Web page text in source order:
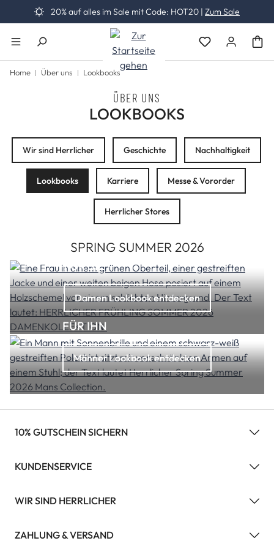
Zum Hauptinhalt springen
20% auf alles im Sale mit Code: HOT20 | Zum Sale
Du hast 0
Home Über uns Lookbooks
ÜBER UNS
LOOKBOOKS
Wir sind Herrlicher Geschichte Nachhaltigkeit
Lookbooks Karriere Messe & Vororder
Herrlicher Stores
SPRING SUMMER 2026
FÜR SIE
Damen Lookbook entdecken
FÜR IHN
Männer Lookbook entdecken
10% GUTSCHEIN SICHERN
KUNDENSERVICE
WIR SIND HERRLICHER
ZAHLUNG & VERSAND